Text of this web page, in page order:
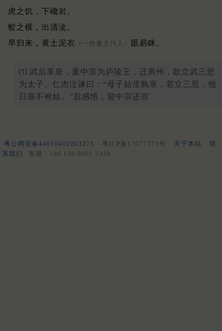
虎之饥，下巉岩。
蛟之横，出清泚。
早归来，黄土泥衣
（一作黄土污人） 眼易眯。
⑴ 武后革唐，废中宗为庐陵王，迁房州，欲立武三思
为太子。仁杰泣谏曰：“母子姑侄孰亲，若立三思，他
日庙不祔姑。”后感悟，迎中宗还宫
粤公网安备44010402003275 粤ICP备17077571号 关于本站
联
系我们
客服：+86 136 0901 3320